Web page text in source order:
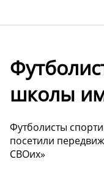
школы
Футболисты
посетили
СВОих»